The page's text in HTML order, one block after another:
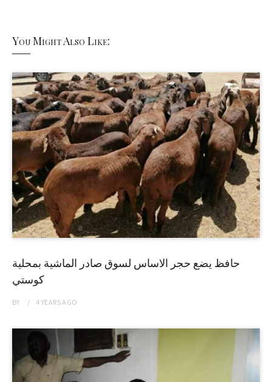
You Might Also Like:
حافظ يضع حجر الاساس لسوق صادر الماشية بمحلية
كوستي
BY 4 YEARSAGO